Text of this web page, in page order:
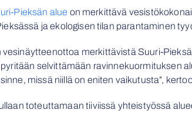
Pieksän alue on merkittävä
ja ekologisen tilan parantaminen
merkittävistä Suuri-
selvittämään ravinnekuormituksen
missä niillä on eniten vaikutusta”,
toteuttamaan tiiviissä yhteistyössä